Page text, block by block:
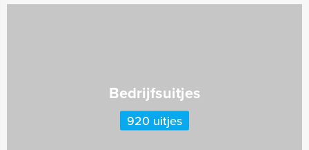
Bedrijfsuitjes
920 uitjes